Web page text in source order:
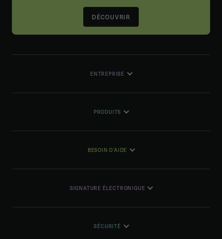
DÉCOUVRIR
ENTREPRISE
PRODUITS
BESOIN D'AIDE
SIGNATURE ÉLECTRONIQUE
SÉCURITÉ